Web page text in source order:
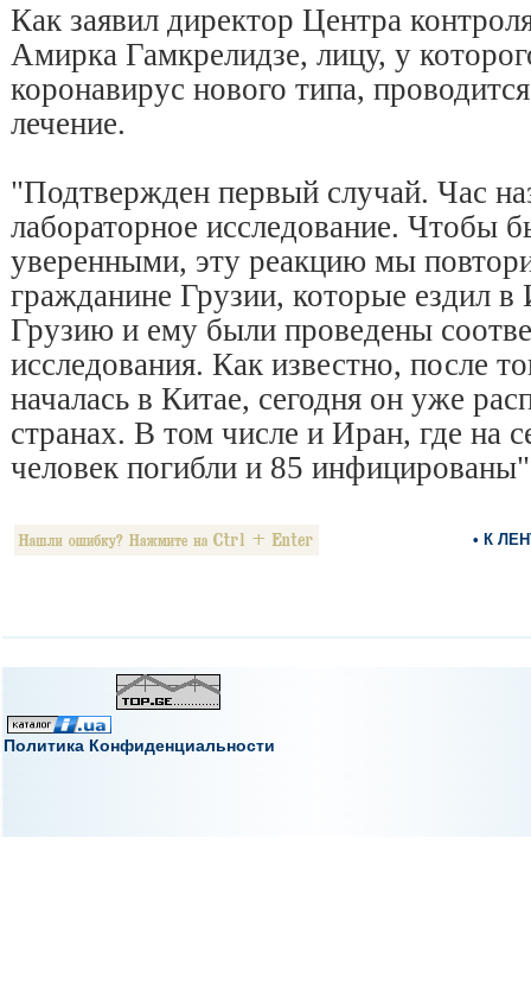
Как заявил директор Центра
Амирка Гамкрелидзе, лицу, у
коронавирус нового типа,
лечение.
"Подтвержден первый случай. Час
лабораторное исследование. Чтобы
уверенными, эту реакцию мы
гражданине Грузии, которые ездил в
Грузию и ему были проведены
исследования. Как известно, после
началась в Китае, сегодня он уже
странах. В том числе и Иран, где на
человек погибли и 85
• К
Политика Конфиденциальности